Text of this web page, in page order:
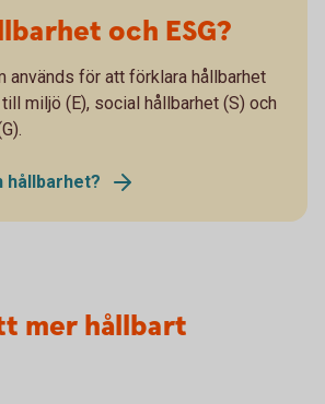
och ESG?
används för att förklara hållbarhet
till miljö (E), social hållbarhet (S) och
hållbarhet?
mer hållbart